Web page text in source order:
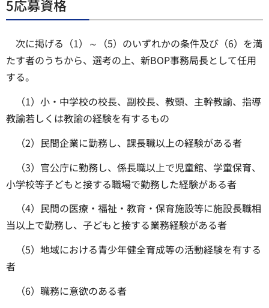
5応募資格
次に掲げる（1）～（5）のいずれかの条件及び（6）を満
たす者のうちから、選考の上、新BOP事務局長として任用
する。
（1）小・中学校の校長、副校長、教頭、主幹教諭、指導
教諭若しくは教諭の経験を有するもの
（2）民間企業に勤務し、課長職以上の経験がある者
（3）官公庁に勤務し、係長職以上で児童館、学童保育、
小学校等子どもと接する職場で勤務した経験がある者
（4）民間の医療・福祉・教育・保育施設等に施設長職相
当以上で勤務し、子どもと接する業務経験がある者
（5）地域における青少年健全育成等の活動経験を有する
者
（6）職務に意欲のある者